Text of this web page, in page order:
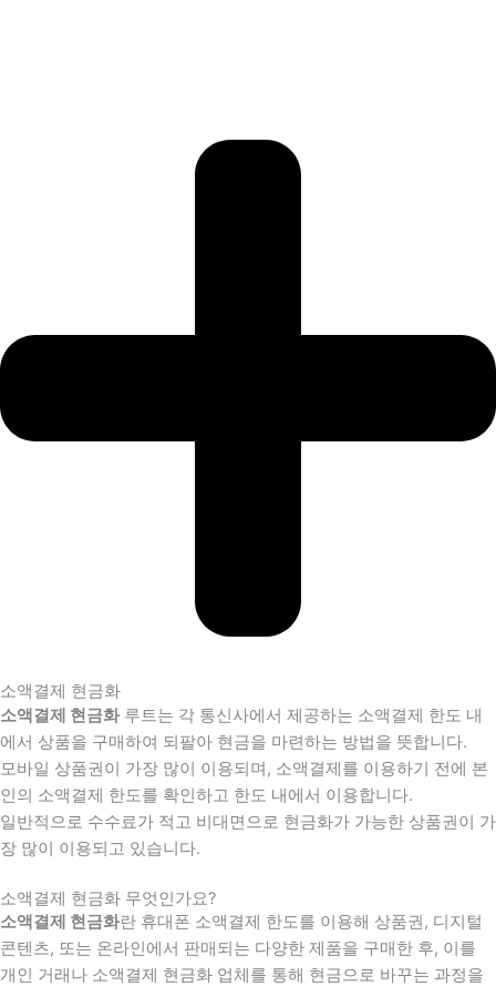
소액결제 현금화
소액결제 현금화루트는 각 통신사에서 제공하는 소액결제 한도 내
에서 상품을 구매하여 되팔아 현금을 마련하는 방법을 뜻합니다.
모바일 상품권이 가장 많이 이용되며, 소액결제를 이용하기 전에 본
인의 소액결제 한도를 확인하고 한도 내에서 이용합니다.
일반적으로 수수료가 적고 비대면으로 현금화가 가능한 상품권이 가
장 많이 이용되고 있습니다.
소액결제 현금화 무엇인가요?
소액결제 현금화란 휴대폰 소액결제 한도를 이용해 상품권, 디지털
콘텐츠, 또는 온라인에서 판매되는 다양한 제품을 구매한 후, 이를
개인 거래나 소액결제 현금화 업체를 통해 현금으로 바꾸는 과정을